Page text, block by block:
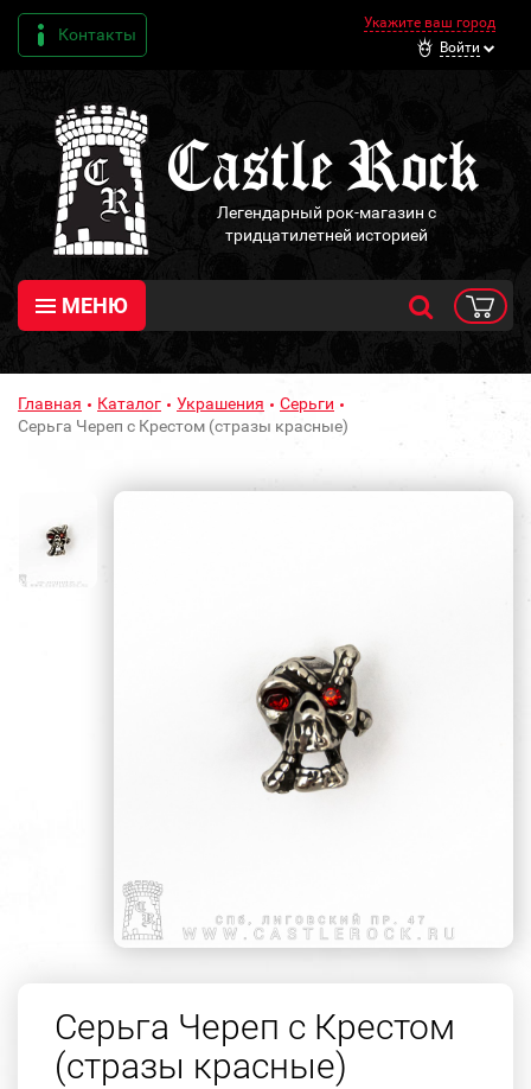
Контакты
Укажите ваш город
Войти
Легендарный рок-магазин с
тридцатилетней историей
МЕНЮ
Главная Каталог Украшения
Серьги
Серьга Череп с Крестом (стразы красные)
Серьга Череп с Крестом
(стразы красные)